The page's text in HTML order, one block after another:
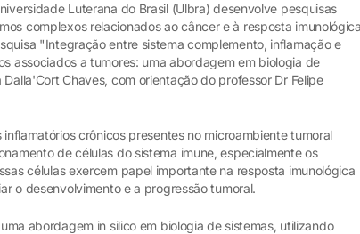
Luterana do Brasil (Ulbra) desenvolve pesquisas
complexos relacionados ao câncer e à resposta
"Integração entre sistema complemento, inflamação e
associados a tumores: uma abordagem em biologia de
Chaves, com orientação do professor Dr Felipe
crônicos presentes no microambiente tumoral
de células do sistema imune, especialmente os
células exercem papel importante na resposta imunológica
o desenvolvimento e a progressão tumoral.
abordagem in silico em biologia de sistemas, utilizando